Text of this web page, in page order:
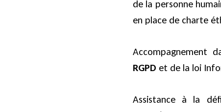
de la personne
en place de charte
Accompagnement
RGPD et de la loi
Assistance à la